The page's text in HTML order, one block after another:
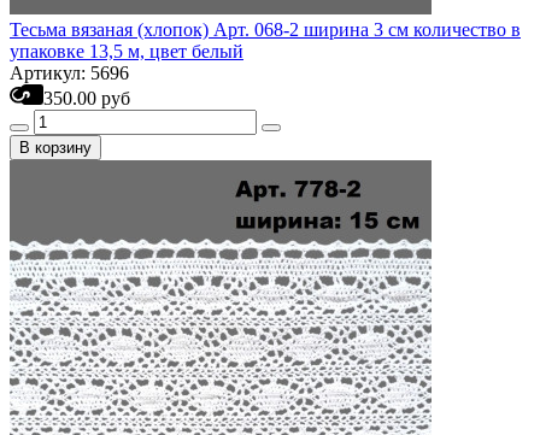
Тесьма вязаная (хлопок) Арт. 068-2 ширина 3 см количество в
упаковке 13,5 м, цвет белый
Артикул: 5696
350.00 руб
В корзину